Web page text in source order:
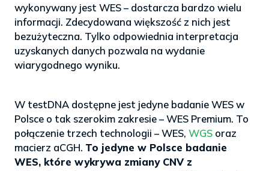
wykonywany jest WES – dostarcza bardzo wielu
informacji. Zdecydowana większość z nich jest
bezużyteczna. Tylko odpowiednia interpretacja
uzyskanych danych pozwala na wydanie
wiarygodnego wyniku.
W testDNA dostępne jest jedyne badanie WES w
Polsce o tak szerokim zakresie – WES Premium. To
połączenie trzech technologii – WES, WGS oraz
macierz aCGH. To jedyne w Polsce badanie
WES, które wykrywa zmiany CNV z